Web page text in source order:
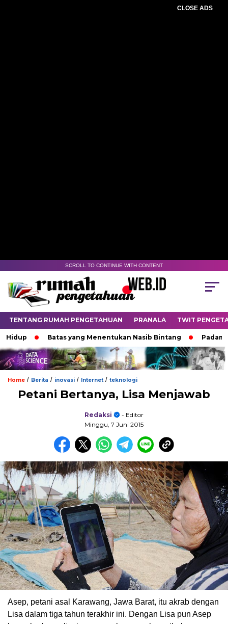
CLOSE ADS
SCROLL TO CONTINUE WITH CONTENT
TENTANG RUMAH PENGETAHUAN PRANALA TWIT
Batas yang Menentukan Nasib Bintang Padamnya
Home / Berita / inovasi / Internet/ teknologi
Petani Bertanya, Lisa Menjawab
Redaksi
- Editor
Minggu, 7 Juni 2015
Asep, petani asal Karawang, Jawa Barat, itu akrab dengan
Lisa dalam tiga tahun terakhir ini. Dengan Lisa pun Asep